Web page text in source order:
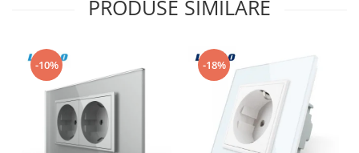
Iluminat Interior
Spoturi LED
Panouri LED
Lampi de Birou
Lampadare
PRODUSE SIMILARE
-10% -18%